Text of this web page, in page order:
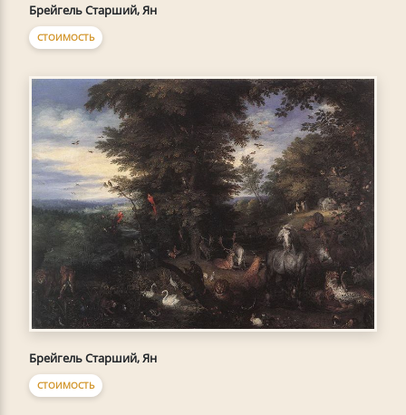
Брейгель Старший, Ян
СТОИМОСТЬ
Брейгель Старший, Ян
СТОИМОСТЬ